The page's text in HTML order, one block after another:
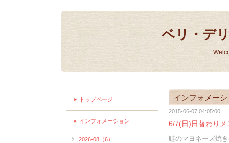
ベリ・デ
インフォメー
2015-06-07 04:05:00
6/7(日)日替わりメ
鮭のマヨネーズ焼
トップページ
インフォメーション
2026-08（6）